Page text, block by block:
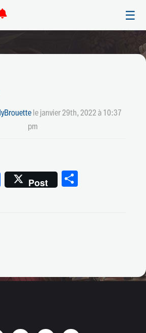
☰
le janvier 29th, 2022 à 10:37
pm
Post